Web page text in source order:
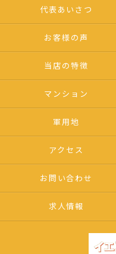
代表あいさつ
お客様の声
当店の特徴
マンション
軍用地
アクセス
お問い合わせ
求人情報